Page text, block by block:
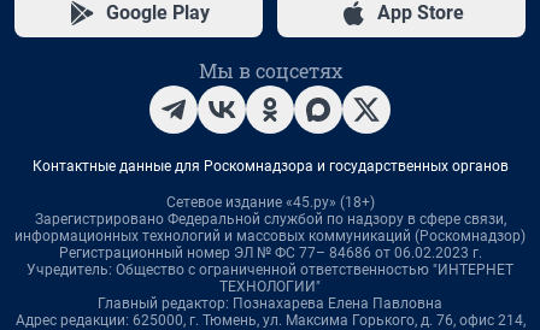
Google Play App Store
Мы в соцсетях
Контактные данные для Роскомнадзора и государственных органов
Сетевое издание «45.ру» (18+)
Зарегистрировано Федеральной службой по надзору в сфере связи,
информационных технологий и массовых коммуникаций (Роскомнадзор)
Регистрационный номер ЭЛ № ФС 77– 84686 от 06.02.2023 г.
Учредитель: Общество с ограниченной ответственностью "ИНТЕРНЕТ
ТЕХНОЛОГИИ"
Главный редактор: Познахарева Елена Павловна
Адрес редакции: 625000, г. Тюмень, ул. Максима Горького, д. 76, офис 214,